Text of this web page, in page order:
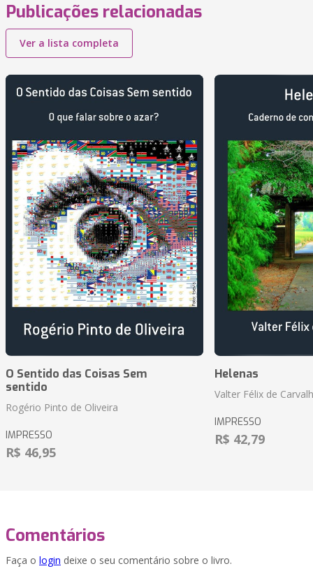
Publicações relacionadas
Ver a lista completa
O Sentido das Coisas Sem
sentido
Rogério Pinto de Oliveira
IMPRESSO
R$ 46,95
Helenas
Valter Félix de
IMPRESSO
R$ 42,79
Comentários
Faça o login deixe o seu comentário sobre o livro.